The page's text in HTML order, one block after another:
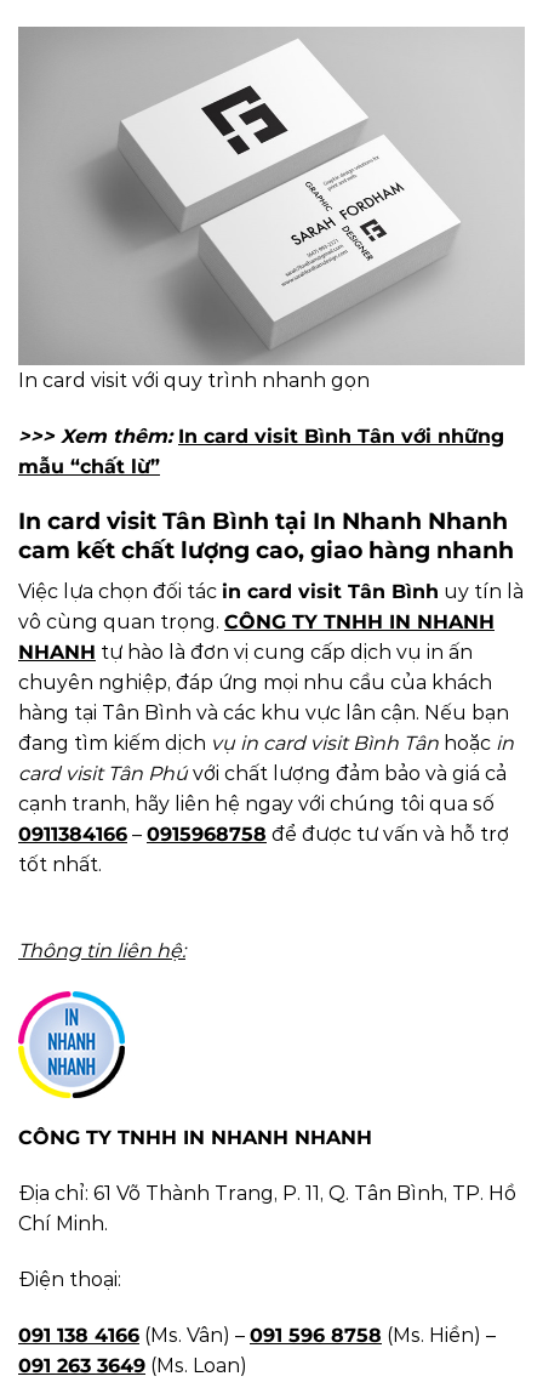
In card visit với quy trình nhanh gọn
>>> Xem thêm: In card visit Bình Tân với những
mẫu “chất lừ”
In card visit Tân Bình tại In Nhanh Nhanh
cam kết chất lượng cao, giao hàng nhanh
Việc lựa chọn đối tác in card visit Tân Bình uy tín là
vô cùng quan trọng. CÔNG TY TNHH IN NHANH
NHANH tự hào là đơn vị cung cấp dịch vụ in ấn
chuyên nghiệp, đáp ứng mọi nhu cầu của khách
hàng tại Tân Bình và các khu vực lân cận. Nếu bạn
đang tìm kiếm dịch vụ in card visit Bình Tân hoặc in
card visit Tân Phúvới chất lượng đảm bảo và giá cả
cạnh tranh, hãy liên hệ ngay với chúng tôi qua số
0911384166 – 0915968758 để được tư vấn và hỗ trợ
tốt nhất.
Thông tin liên hệ:
CÔNG TY TNHH IN NHANH NHANH
Địa chỉ: 61 Võ Thành Trang, P. 11, Q. Tân Bình, TP. Hồ
Chí Minh.
Điện thoại:
091 138 4166 (Ms. Vân) – 091 596 8758 (Ms. Hiền) –
091 263 3649 (Ms. Loan)